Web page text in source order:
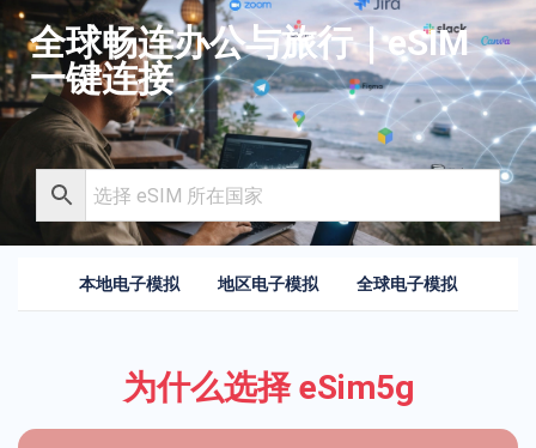
全球畅连办公与旅行｜eSIM
一键连接
本地电子模拟 地区电子模拟 全球电子模拟
为什么选择 eSim5g